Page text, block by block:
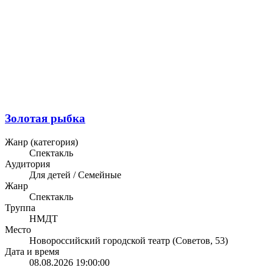
Золотая рыбка
Жанр (категория)
Спектакль
Аудитория
Для детей / Семейные
Жанр
Спектакль
Труппа
НМДТ
Место
Новороссийский городской театр (Советов, 53)
Дата и время
08.08.2026 19:00:00